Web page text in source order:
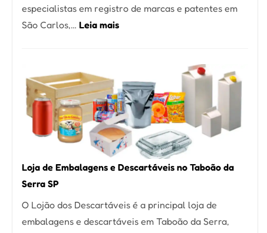
Itaim
especialistas em registro de marcas e patentes em
São Carlos,… Leia mais:
INPI
–
São
Carlos
SP
Loja de Embalagens e Descartáveis no Taboão da
Serra SP
O Lojão dos Descartáveis é a principal loja de
embalagens e descartáveis em Taboão da Serra,